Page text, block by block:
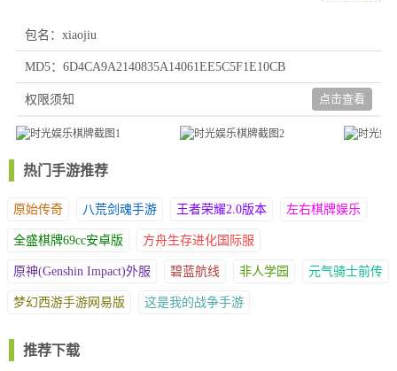
备了各种华丽精美的礼包供玩家选择，满足大家的个性化需求，增
添更多惊喜。
3、玩法难度轻松简单，带来舒适的全新体验。这里提供独家优质
的竞技服务，比赛场次丰富多样，是游玩的绝佳选择。
游戏亮点
1、丰富的奖励充满惊喜，不同游戏模式各有乐趣。更有许多具有
2、汇聚了众多好玩的资源，无需多言，错过实在可惜。玩家可以
3、画质上乘，大量在线玩家共同打造了精彩绝伦的掌上魅力竞技
体验。全新升级的玩法丰富多样，多种玩法任君挑选。
包名：xiaojiu
MD5：6D4CA9A2140835A14061EE5C5F1E10CB
权限须知 点击查看
热门手游推荐
原始传奇 八荒剑魂手游 王者荣耀2.0版本 左右棋牌娱乐
全盛棋牌69cc安卓版 方舟生存进化国际服
原神(Genshin Impact)外服 碧蓝航线 非人学园 元气骑士前传
梦幻西游手游网易版 这是我的战争手游
推荐下载